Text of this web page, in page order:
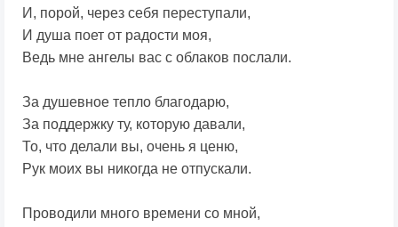
И, порой, через себя переступали,
И душа поет от радости моя,
Ведь мне ангелы вас с облаков послали.
За душевное тепло благодарю,
За поддержку ту, которую давали,
То, что делали вы, очень я ценю,
Рук моих вы никогда не отпускали.
Проводили много времени со мной,